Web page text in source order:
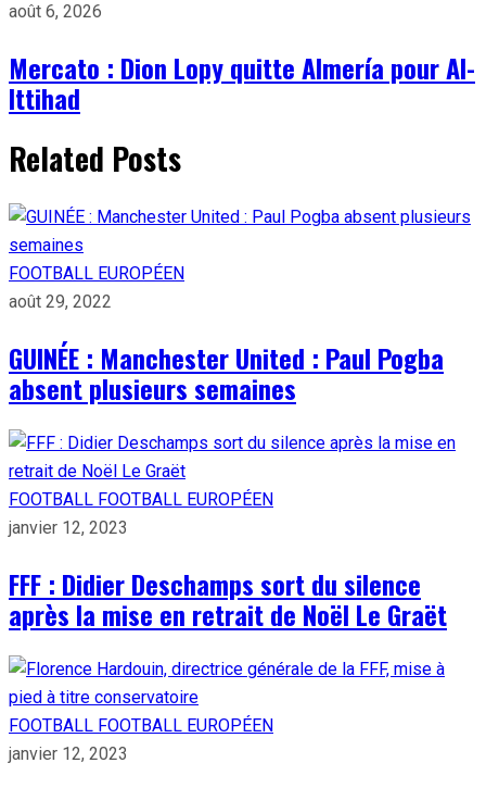
août 6, 2026
Mercato : Dion Lopy quitte Almería pour Al-
Ittihad
Related Posts
FOOTBALL EUROPÉEN
août 29, 2022
GUINÉE : Manchester United : Paul Pogba
absent plusieurs semaines
FOOTBALL FOOTBALL EUROPÉEN
janvier 12, 2023
FFF : Didier Deschamps sort du silence
après la mise en retrait de Noël Le Graët
FOOTBALL FOOTBALL EUROPÉEN
janvier 12, 2023